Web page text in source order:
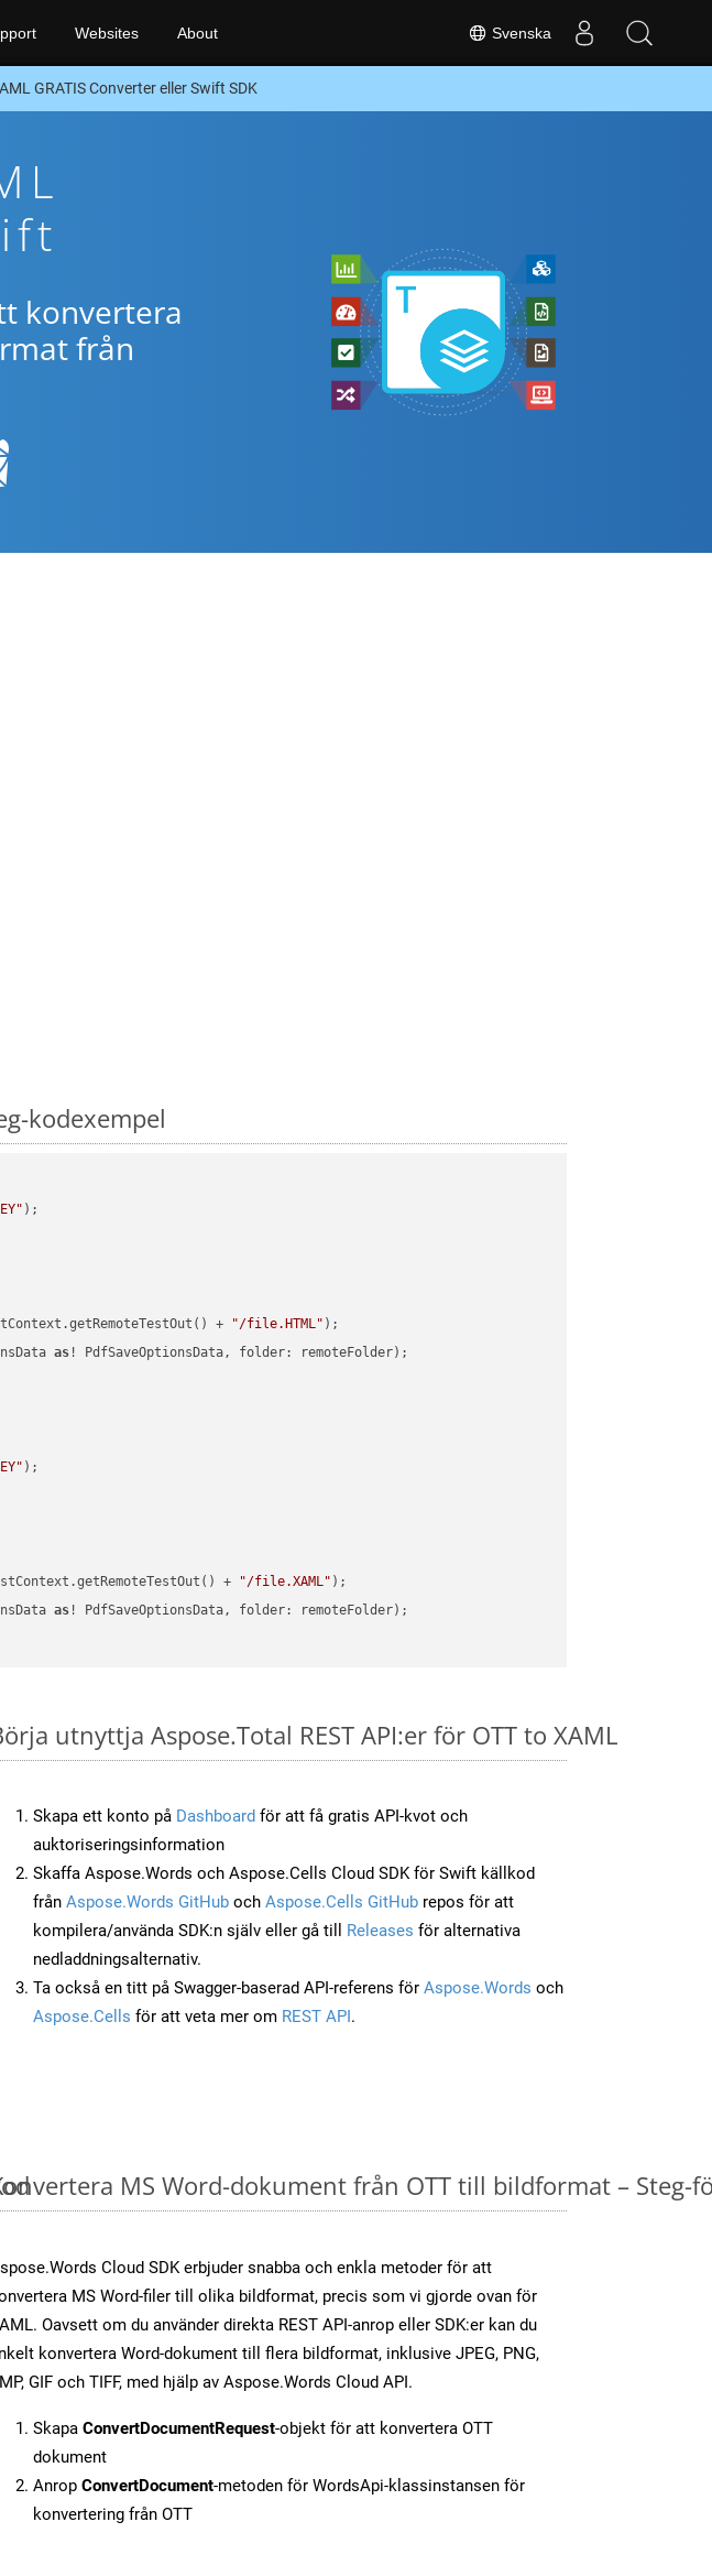
Svenska
Websites About
GRATIS Converter eller Swift SDK
konvertera
från
kodexempel
)
+ "/file.HTML"
as
)
+ "/file.XAML"
as
utnyttja Aspose.Total REST API:er för OTT to XAML
Skapa ett konto på Dashboard för att få gratis API-kvot och
auktoriseringsinformation
Skaffa Aspose.Words och Aspose.Cells Cloud SDK för Swift källkod
från Aspose.Words GitHub och Aspose.Cells GitHub repos för att
kompilera/använda SDK:n själv eller gå till Releases för alternativa
nedladdningsalternativ.
Ta också en titt på Swagger-baserad API-referens för Aspose.Words och
Aspose.Cells för att veta mer om REST API.
MS Word-dokument från OTT till bildformat – Steg-
Cloud SDK erbjuder snabba och enkla metoder för att
MS Word-filer till olika bildformat, precis som vi gjorde ovan för
Oavsett om du använder direkta REST API-anrop eller SDK:er kan du
konvertera Word-dokument till flera bildformat, inklusive JPEG, PNG,
GIF och TIFF, med hjälp av Aspose.Words Cloud API.
Skapa ConvertDocumentRequest-objekt för att konvertera OTT
dokument
Anrop ConvertDocument-metoden för WordsApi-klassinstansen för
konvertering från OTT